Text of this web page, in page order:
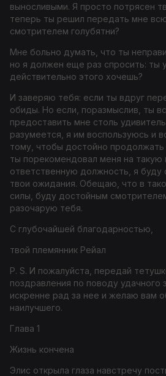
выносливыми. Я просто потрясен
теперь ты решил передать мне
смотрителем голубятни?
Мне больно думать, что ты
но я должен еще раз спросить: ты
действительно этого хочешь?
И заверяю тебя: если ты вдруг
обиды. Но если, поразмыслив, ты
предоставить мне столь
разумеется, я им воспользуюсь и
тому, чтобы достойно продолжать
ты порекомендовал меня на такую
ответственную должность, я буду
твои ожидания. Обещаю, что в
силы, буду достойным
разочарую тебя.
С глубочайшей благодарностью,
твой племянник Рейал
P. S. И пожалуйста, передай
поздравления по поводу удачного
искренне рад за нее и желаю вам
наилучшего.
Глава 1
Жизнь кончена
Элис открыла глаза навстречу